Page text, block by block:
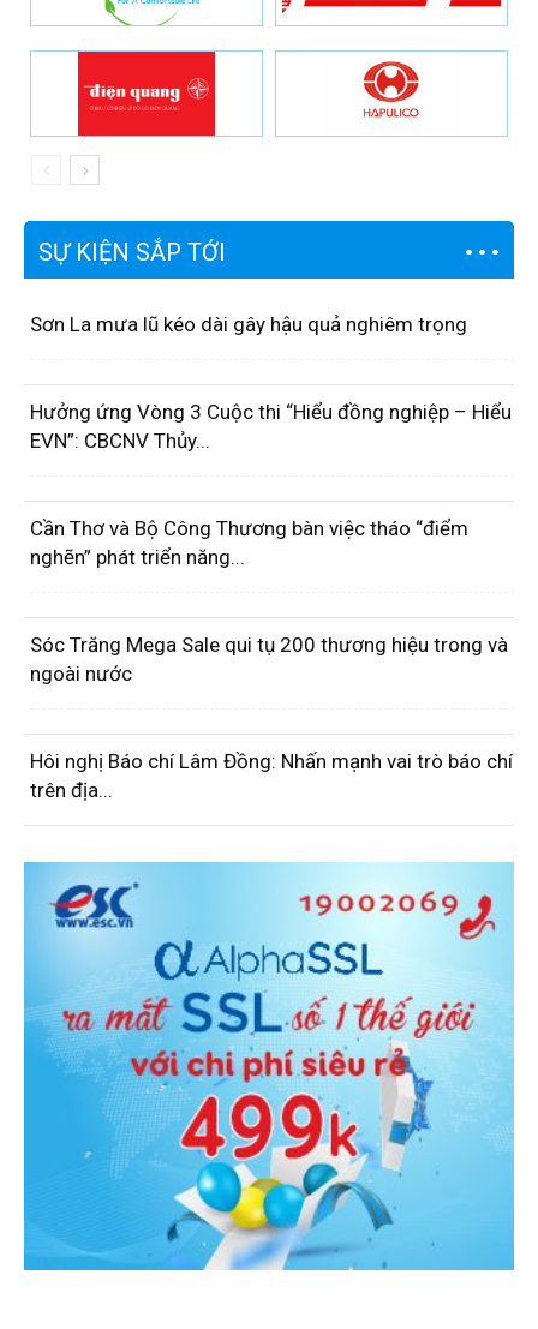
SỰ KIỆN SẮP TỚI
Sơn La mưa lũ kéo dài gây hậu quả nghiêm trọng
Hưởng ứng Vòng 3 Cuộc thi “Hiểu đồng nghiệp – Hiểu
EVN”: CBCNV Thủy...
Cần Thơ và Bộ Công Thương bàn việc tháo “điểm
nghẽn” phát triển năng...
Sóc Trăng Mega Sale qui tụ 200 thương hiệu trong và
ngoài nước
Hôi nghị Báo chí Lâm Đồng: Nhấn mạnh vai trò báo chí
trên địa...